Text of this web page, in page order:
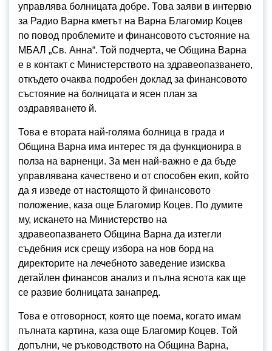
управлява болницата добре. Това заяви в интервю
за Радио Варна кметът на Варна Благомир Коцев
по повод проблемите и финансовото състояние на
МБАЛ „Св. Анна“. Той подчерта, че Община Варна
е в контакт с Министерството на здравеопазването,
откъдето очаква подробен доклад за финансовото
състояние на болницата и ясен план за
оздравяването й.
Това е втората най-голяма болница в града и
Община Варна има интерес тя да функционира в
полза на варненци. За мен най-важно е да бъде
управлявана качествено и от способен екип, който
да я изведе от настоящото й финансовото
положение, каза още Благомир Коцев. По думите
му, искането на Министерство на
здравеопазването Община Варна да изтегли
съдебния иск срещу избора на нов борд на
директорите на лечебното заведение изисква
детайлен финансов анализ и пълна яснота как ще
се развие болницата занапред.
Това е отговорност, която ще поема, когато имам
пълната картина, каза още Благомир Коцев. Той
допълни, че ръководството на Община Варна,